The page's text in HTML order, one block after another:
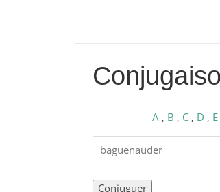
A, B , C, D , E